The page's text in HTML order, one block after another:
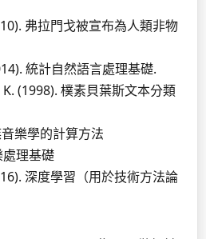
弗拉門戈被宣布為人類非物
統計自然語言處理基礎.
(1998). 樸素貝葉斯文本分類
樂學的計算方法
理基礎
深度學習（用於技術方法論